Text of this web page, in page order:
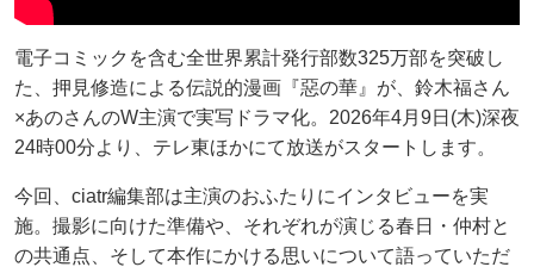
電子コミックを含む全世界累計発行部数325万部を突破し
た、押見修造による伝説的漫画『惡の華』が、鈴木福さん
×あのさんのW主演で実写ドラマ化。2026年4月9日(木)深夜
24時00分より、テレ東ほかにて放送がスタートします。
今回、ciatr編集部は主演のおふたりにインタビューを実
施。撮影に向けた準備や、それぞれが演じる春日・仲村と
の共通点、そして本作にかける思いについて語っていただ